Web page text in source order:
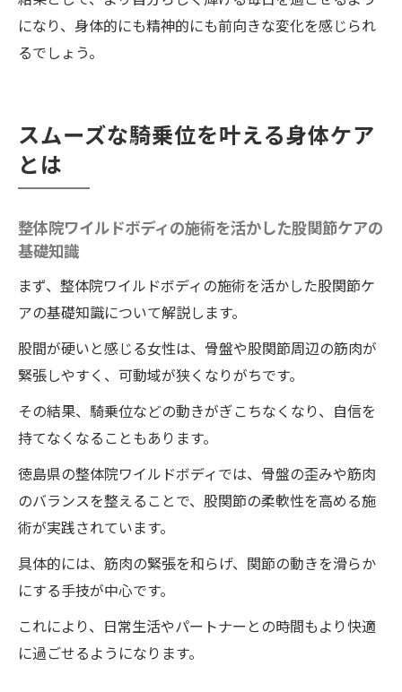
になり、身体的にも精神的にも前向きな変化を感じられ
るでしょう。
スムーズな騎乗位を叶える身体ケア
とは
整体院ワイルドボディの施術を活かした股関節ケアの
基礎知識
まず、整体院ワイルドボディの施術を活かした股関節ケ
アの基礎知識について解説します。
股間が硬いと感じる女性は、骨盤や股関節周辺の筋肉が
緊張しやすく、可動域が狭くなりがちです。
その結果、騎乗位などの動きがぎこちなくなり、自信を
持てなくなることもあります。
徳島県の整体院ワイルドボディでは、骨盤の歪みや筋肉
のバランスを整えることで、股関節の柔軟性を高める施
術が実践されています。
具体的には、筋肉の緊張を和らげ、関節の動きを滑らか
にする手技が中心です。
これにより、日常生活やパートナーとの時間もより快適
に過ごせるようになります。